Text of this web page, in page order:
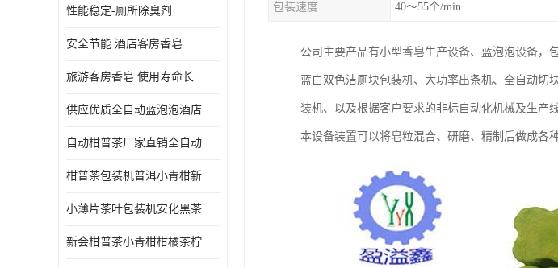
性能稳定-厕所除臭剂
安全节能 酒店客房香皂
旅游客房香皂 使用寿命长
供应优质全自动蓝泡泡酒店香皂出条机
自动柑普茶厂家直销全自动新会小青柑柑普茶包装机
柑普茶包装机普洱小青柑新会甘普茶柠檬茶小沱茶小茶饼茶包
小薄片茶叶包装机安化黑茶小茶饼云南普洱茶生茶自动包装机
新会柑普茶小青柑柑橘茶柠檬茶小金柑自动包装机
包装速度 40～55个/min
公司主要产品有小型香皂生产设备、蓝泡泡设备，
蓝白双色洁厕块包装机、大功率出条机、全自动切
装机、以及根据客户要求的非标自动化机械及生产线
本设备装置可以将皂粒混合、研磨、精制后做成各